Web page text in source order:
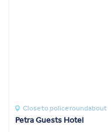
Close to police roundabout
Petra Guests Hotel